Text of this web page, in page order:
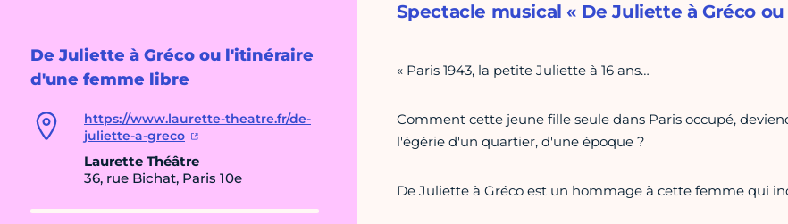
De Juliette à Gréco ou l'itinéraire
d'une femme libre
https://www.laurette-theatre.fr/de-
juliette-a-greco
Laurette Théâtre
36, rue Bichat, Paris 10e
Spectacle musical « De Juliette à Gréco
« Paris 1943, la petite Juliette à 16 ans…
Comment cette jeune fille seule dans Paris occupé,
l'égérie d'un quartier, d'une époque ?
De Juliette à Gréco est un hommage à cette femme qui